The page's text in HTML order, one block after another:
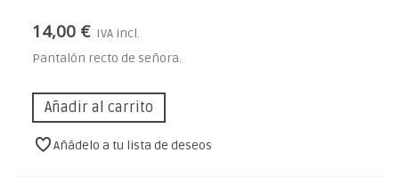
14,00 € IVA incl.
Pantalón recto de señora.
Añadir al carrito
Añádelo a tu lista de deseos